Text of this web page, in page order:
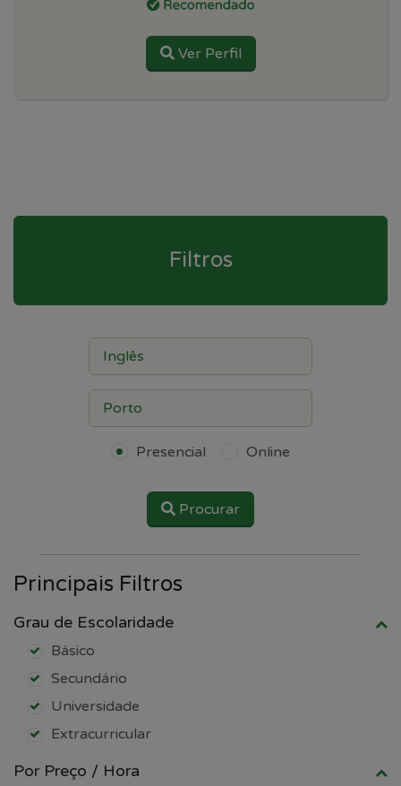
Ver Perfil
Filtros
Presencial Online
Procurar
Principais Filtros
Grau de Escolaridade
Básico
Secundário
Universidade
Extracurricular
Por Preço / Hora